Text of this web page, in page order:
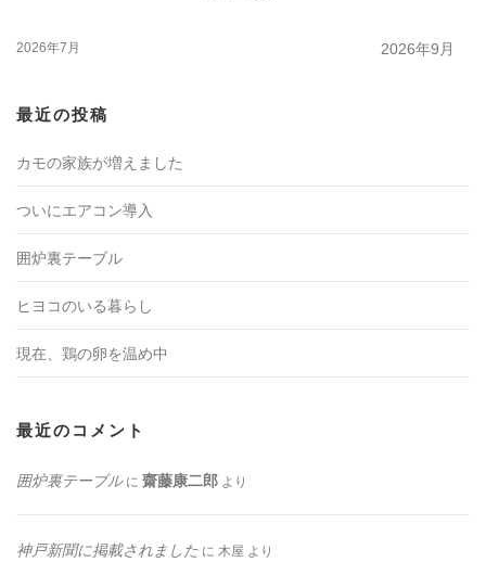
2026年7月 2026年9月
最近の投稿
カモの家族が増えました
ついにエアコン導入
囲炉裏テーブル
ヒヨコのいる暮らし
現在、鶏の卵を温め中
最近のコメント
囲炉裏テーブルに 齋藤康二郎 より
神戸新聞に掲載されました に 木屋 より